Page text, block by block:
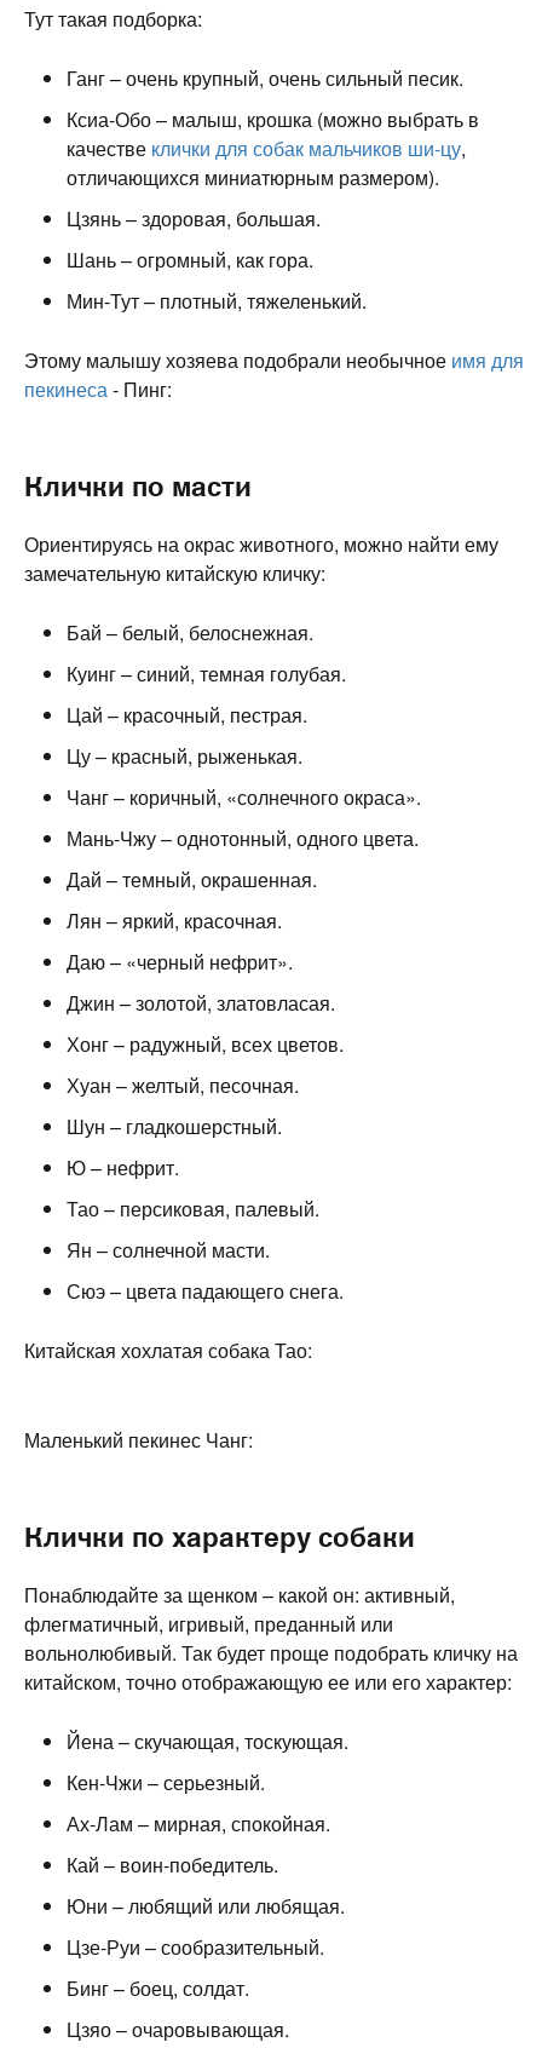
Тут такая подборка:
Ганг – очень крупный, очень сильный песик.
Ксиа-Обо – малыш, крошка (можно выбрать в
качестве клички для собак мальчиков ши-цу,
отличающихся миниатюрным размером).
Цзянь – здоровая, большая.
Шань – огромный, как гора.
Мин-Тут – плотный, тяжеленький.
Этому малышу хозяева подобрали необычное имя для
пекинеса- Пинг:
Клички по масти
Ориентируясь на окрас животного, можно найти ему
замечательную китайскую кличку:
Бай – белый, белоснежная.
Куинг – синий, темная голубая.
Цай – красочный, пестрая.
Цу – красный, рыженькая.
Чанг – коричный, «солнечного окраса».
Мань-Чжу – однотонный, одного цвета.
Дай – темный, окрашенная.
Лян – яркий, красочная.
Даю – «черный нефрит».
Джин – золотой, златовласая.
Хонг – радужный, всех цветов.
Хуан – желтый, песочная.
Шун – гладкошерстный.
Ю – нефрит.
Тао – персиковая, палевый.
Ян – солнечной масти.
Сюэ – цвета падающего снега.
Китайская хохлатая собака Тао:
Маленький пекинес Чанг:
Клички по характеру собаки
Понаблюдайте за щенком – какой он: активный,
флегматичный, игривый, преданный или
вольнолюбивый. Так будет проще подобрать кличку на
китайском, точно отображающую ее или его характер:
Йена – скучающая, тоскующая.
Кен-Чжи – серьезный.
Ах-Лам – мирная, спокойная.
Кай – воин-победитель.
Юни – любящий или любящая.
Цзе-Руи – сообразительный.
Бинг – боец, солдат.
Цзяо – очаровывающая.